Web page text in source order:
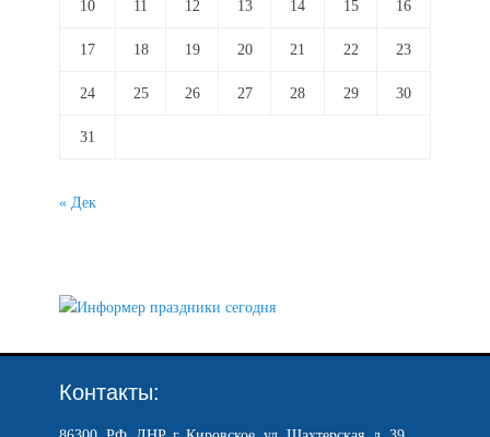
10 11 12 13 14 15 16
17 18 19 20 21 22 23
24 25 26 27 28 29 30
31
« Дек
Контакты: